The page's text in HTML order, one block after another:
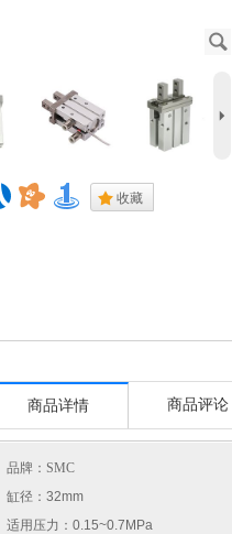
J
5
. 收藏
商品详情 商品评论
品牌： SMC
缸径：32mm
适用压力：0.15~0.7MPa